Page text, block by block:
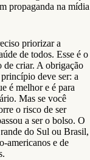
propaganda na mídia
priorizar a
de todos. Esse é o
de criar. A obrigação
deve ser: a
é melhor e é para
Mas se você
o risco de ser
a ser o bolso. O
do Sul ou Brasil,
americanos e de